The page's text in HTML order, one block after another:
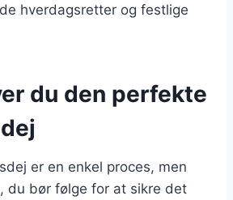
hverdagsretter og festlige
du den perfekte
er en enkel proces, men
du bør følge for at sikre det